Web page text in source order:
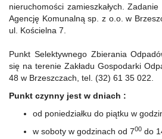
nieruchomości zamieszkałych.
Agencję Komunalną sp. z o.o. w
ul. Kościelna 7.
Punkt Selektywnego Zbierania
się na terenie Zakładu Gospodarki
48 w Brzeszczach, tel. (32) 61 35 022.
Punkt czynny jest w dniach :
od poniedziałku do piątku w
w soboty w godzinach od 700 do